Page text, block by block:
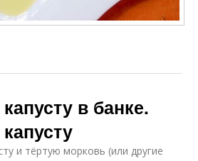
в банке.
и тёртую морковь (или другие